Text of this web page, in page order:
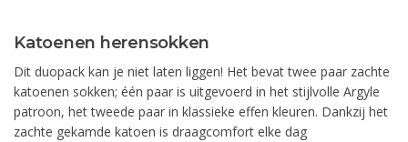
Katoenen herensokken
Dit duopack kan je niet laten liggen! Het bevat twee paar zachte
katoenen sokken; één paar is uitgevoerd in het stijlvolle Argyle
patroon, het tweede paar in klassieke effen kleuren. Dankzij het
zachte gekamde katoen is draagcomfort elke dag